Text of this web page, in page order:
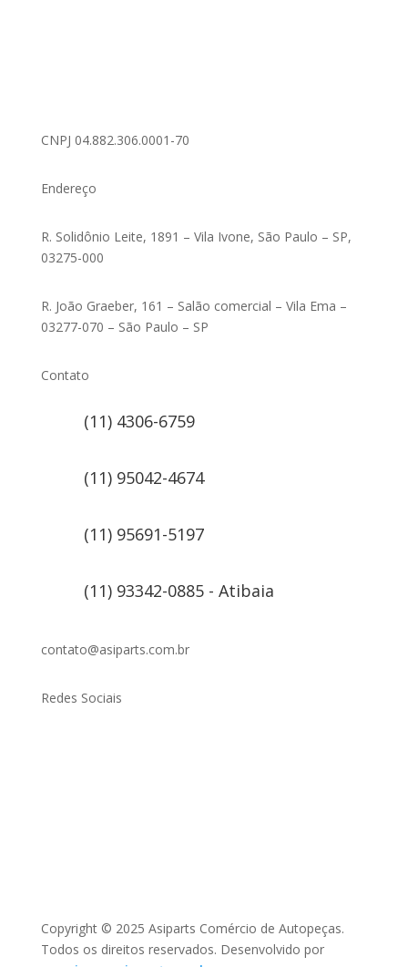
CNPJ 04.882.306.0001-70
Endereço
R. Solidônio Leite, 1891 – Vila Ivone, São Paulo – SP,
03275-000
R. João Graeber, 161 – Salão comercial – Vila Ema –
03277-070 – São Paulo – SP
Contato
(11) 4306-6759
(11) 95042-4674
(11) 95691-5197
(11) 93342-0885 - Atibaia
contato@asiparts.com.br
Redes Sociais
Copyright © 2025 Asiparts Comércio de Autopeças.
Todos os direitos reservados. Desenvolvido por